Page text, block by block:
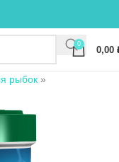
0
0,00
рыбок »